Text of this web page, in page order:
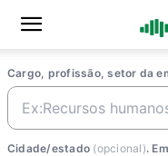
Cargo, profissão, setor da
Cidade/estado (opcional).